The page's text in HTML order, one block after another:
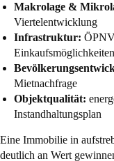
Makrolage &
Viertelentwicklung
Infrastruktur:
Einkaufsmöglichkeiten
Mietnachfrage
Objektqualität:
Instandhaltungsplan
Eine Immobilie in
deutlich an Wert